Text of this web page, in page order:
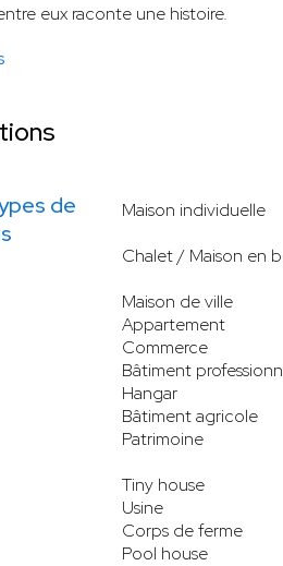
eux raconte une histoire.
de
Maison individuelle
Chalet / Maison en
Maison de ville
Appartement
Commerce
Bâtiment
Hangar
Bâtiment agricole
Patrimoine
Tiny house
Usine
Corps de ferme
Pool house